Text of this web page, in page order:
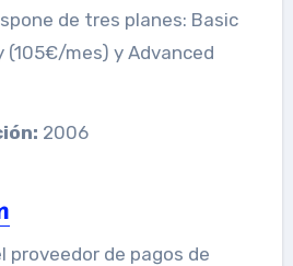
de tres planes: Basic
mes) y Advanced
2006
proveedor de pagos de